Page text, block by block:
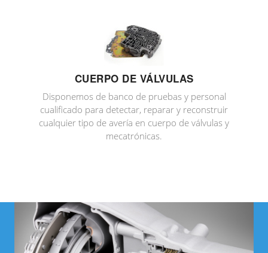
CUERPO DE VÁLVULAS
Disponemos de banco de pruebas y personal
cualificado para detectar, reparar y reconstruir
cualquier tipo de avería en cuerpo de válvulas y
mecatrónicas.